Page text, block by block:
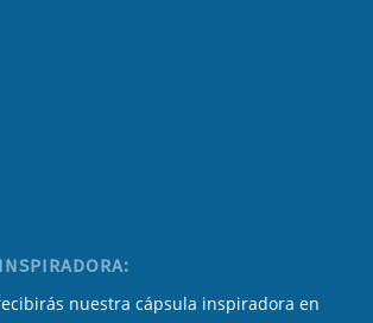
nuestra cápsula inspiradora en